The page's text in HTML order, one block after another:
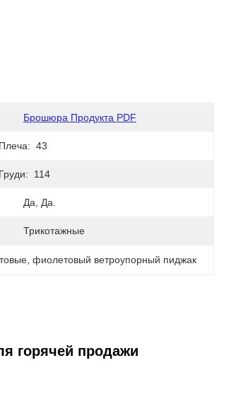
Брошюра Продукта PDF
43
114
Да, Да.
Трикотажные
, фиолетовый ветроупорный пиджак
горячей продажи